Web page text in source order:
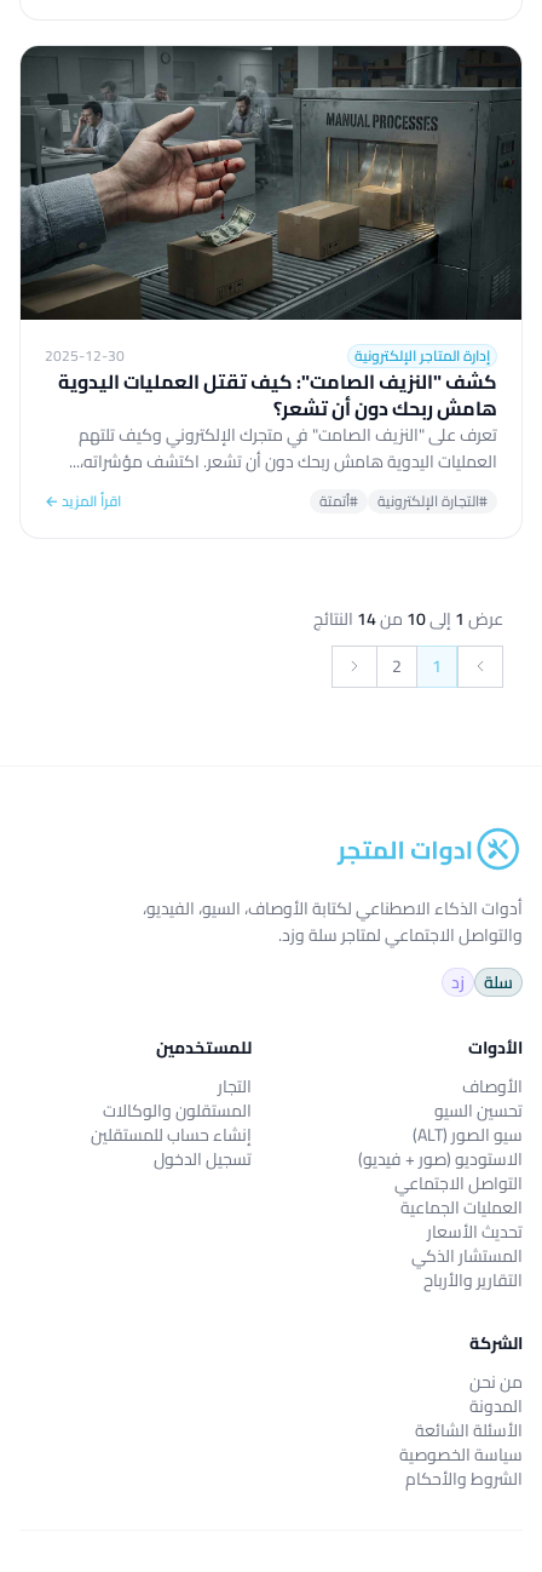
إدارة المتاجر الإلكترونية 2025-12-30
كشف "النزيف الصامت": كيف تقتل العمليات اليدوية
هامش ربحك دون أن تشعر؟
تعرف على "النزيف الصامت" في متجرك الإلكتروني وكيف تلتهم
العمليات اليدوية هامش ربحك دون أن تشعر. اكتشف مؤشراته،...
#التجارة الإلكترونية #أتمتة اقرأ المزيد ←
عرض1إلى10من14النتائج
&laquo; السابق 1
2 التالي &raquo;
أدوات الذكاء الاصطناعي لكتابة الأوصاف، السيو، الفيديو،
والتواصل الاجتماعي لمتاجر سلة وزد.
سلة
زد
الأدوات
الأوصاف
تحسين السيو
سيو الصور (ALT)
الاستوديو (صور + فيديو)
التواصل الاجتماعي
العمليات الجماعية
تحديث الأسعار
المستشار الذكي
التقارير والأرباح
للمستخدمين
التجار
المستقلون والوكالات
إنشاء حساب للمستقلين
تسجيل الدخول
الشركة
من نحن
المدونة
الأسئلة الشائعة
سياسة الخصوصية
الشروط والأحكام